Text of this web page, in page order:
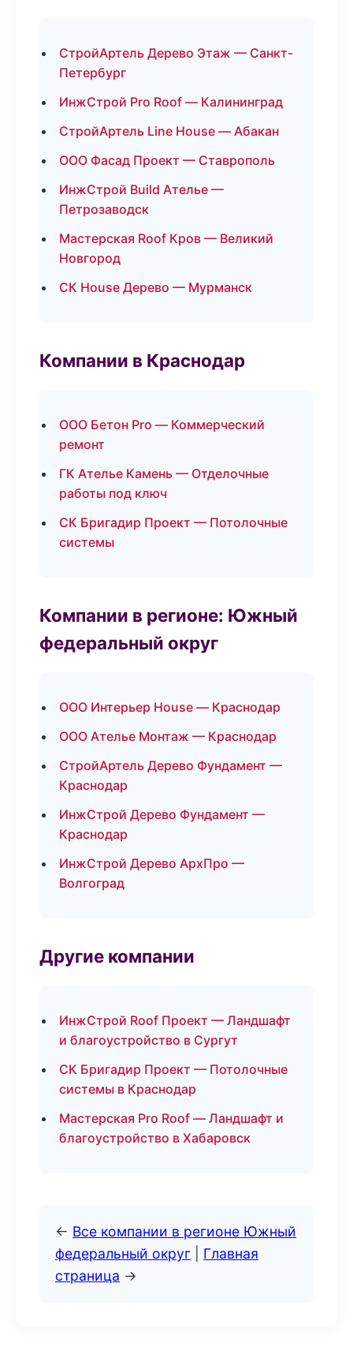
СтройАртель Дерево Этаж — Санкт-
Петербург
ИнжСтрой Pro Roof — Калининград
СтройАртель Line House — Абакан
ООО Фасад Проект — Ставрополь
ИнжСтрой Build Ателье —
Петрозаводск
Мастерская Roof Кров — Великий
Новгород
СК House Дерево — Мурманск
Компании в Краснодар
ООО Бетон Pro — Коммерческий
ремонт
ГК Ателье Камень — Отделочные
работы под ключ
СК Бригадир Проект — Потолочные
системы
Компании в регионе: Южный
федеральный округ
ООО Интерьер House — Краснодар
ООО Ателье Монтаж — Краснодар
СтройАртель Дерево Фундамент —
Краснодар
ИнжСтрой Дерево Фундамент —
Краснодар
ИнжСтрой Дерево АрхПро —
Волгоград
Другие компании
ИнжСтрой Roof Проект — Ландшафт
и благоустройство в Сургут
СК Бригадир Проект — Потолочные
системы в Краснодар
Мастерская Pro Roof — Ландшафт и
благоустройство в Хабаровск
← Все компании в регионе Южный
федеральный округ
Главная
страница →